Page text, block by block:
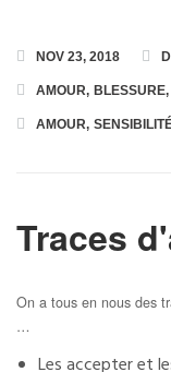
Formation en Ligne
NOV 23, 2018
AMOUR, BLESSURE,
AMOUR,
Traces
On a tous en nous des
…
Les accepter et